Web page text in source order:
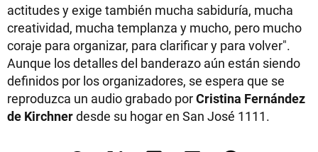
actitudes y exige también mucha sabiduría, mucha
creatividad, mucha templanza y mucho, pero mucho
coraje para organizar, para clarificar y para volver".
Aunque los detalles del banderazo aún están siendo
definidos por los organizadores, se espera que se
reproduzca un audio grabado porCristina Fernández
de Kirchnerdesde su hogar en San José 1111.